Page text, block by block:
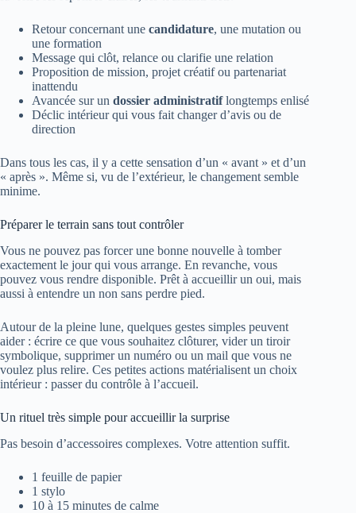
Retour concernant une candidature, une mutation ou
une formation
Message qui clôt, relance ou clarifie une relation
Proposition de mission, projet créatif ou partenariat
inattendu
Avancée sur un dossier administratiflongtemps enlisé
Déclic intérieur qui vous fait changer d’avis ou de
direction
Dans tous les cas, il y a cette sensation d’un « avant » et d’un
« après ». Même si, vu de l’extérieur, le changement semble
minime.
Préparer le terrain sans tout contrôler
Vous ne pouvez pas forcer une bonne nouvelle à tomber
exactement le jour qui vous arrange. En revanche, vous
pouvez vous rendre disponible. Prêt à accueillir un oui, mais
aussi à entendre un non sans perdre pied.
Autour de la pleine lune, quelques gestes simples peuvent
aider : écrire ce que vous souhaitez clôturer, vider un tiroir
symbolique, supprimer un numéro ou un mail que vous ne
voulez plus relire. Ces petites actions matérialisent un choix
intérieur : passer du contrôle à l’accueil.
Un rituel très simple pour accueillir la surprise
Pas besoin d’accessoires complexes. Votre attention suffit.
1 feuille de papier
1 stylo
10 à 15 minutes de calme